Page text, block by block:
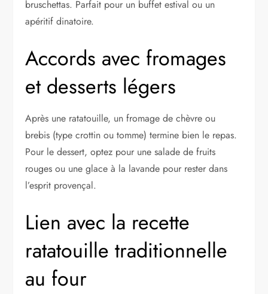
bruschettas. Parfait pour un buffet estival ou un
apéritif dinatoire.
Accords avec fromages
et desserts légers
Après une ratatouille, un fromage de chèvre ou
brebis (type crottin ou tomme) termine bien le repas.
Pour le dessert, optez pour une salade de fruits
rouges ou une glace à la lavande pour rester dans
l’esprit provençal.
Lien avec la recette
ratatouille traditionnelle
au four